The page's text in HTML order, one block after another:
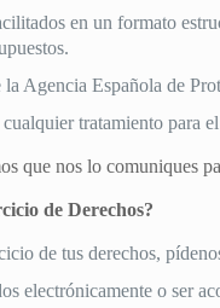
en un formato
Agencia Española de
tratamiento para
que nos lo comuniques
de Derechos?
de tus derechos,
electrónicamente o ser